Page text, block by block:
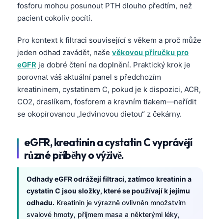
fosforu mohou posunout PTH dlouho předtím, než
pacient cokoliv pocítí.
Pro kontext k filtraci související s věkem a proč může
jeden odhad zavádět, naše věkovou příručku pro
eGFR je dobré čtení na doplnění. Praktický krok je
porovnat váš aktuální panel s předchozím
kreatininem, cystatinem C, pokud je k dispozici, ACR,
CO2, draslíkem, fosforem a krevním tlakem—neřídit
se okopírovanou „ledvinovou dietou“ z čekárny.
eGFR, kreatinin a cystatin C vyprávějí
různé příběhy o výživě.
Odhady eGFR odrážejí filtraci, zatímco kreatinin a
cystatin C jsou složky, které se používají k jejímu
odhadu. Kreatinin je výrazně ovlivněn množstvím
svalové hmoty, příjmem masa a některými léky,